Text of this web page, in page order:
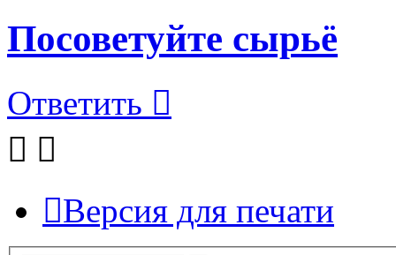
Посоветуйте сырьё
Ответить
Версия для печати